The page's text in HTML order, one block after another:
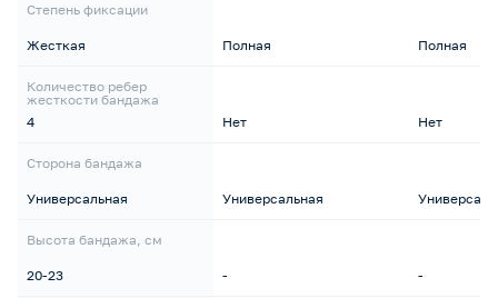
Степень фиксации
Жесткая
Количество ребер
жесткости бандажа
4
Сторона бандажа
Универсальная
Высота бандажа, см
20-23
Полная
Нет
Универсальная
-
Полная
Нет
-